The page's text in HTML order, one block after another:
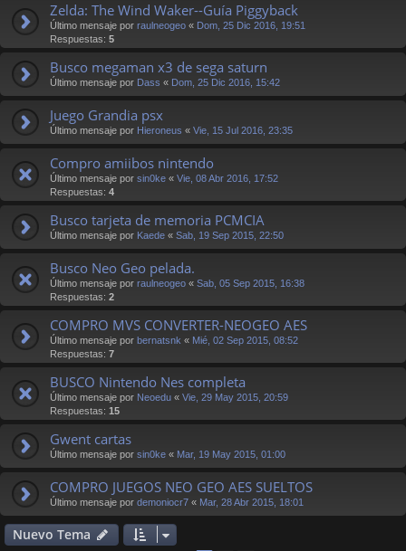
Zelda: The Wind Waker--Guía Piggyback
Último mensaje por raulneogeo « Dom, 25 Dic 2016, 19:51
Respuestas: 5
Busco megaman x3 de sega saturn
Último mensaje por Dass « Dom, 25 Dic 2016, 15:42
Juego Grandia psx
Último mensaje por Hieroneus « Vie, 15 Jul 2016, 23:35
Compro amiibos nintendo
Último mensaje por sin0ke « Vie, 08 Abr 2016, 17:52
Respuestas: 4
Busco tarjeta de memoria PCMCIA
Último mensaje por Kaede « Sab, 19 Sep 2015, 22:50
Busco Neo Geo pelada.
Último mensaje por raulneogeo « Sab, 05 Sep 2015, 16:38
Respuestas: 2
COMPRO MVS CONVERTER-NEOGEO AES
Último mensaje por bernatsnk « Mié, 02 Sep 2015, 08:52
Respuestas: 7
BUSCO Nintendo Nes completa
Último mensaje por Neoedu « Vie, 29 May 2015, 20:59
Respuestas: 15
Gwent cartas
Último mensaje por sin0ke « Mar, 19 May 2015, 01:00
COMPRO JUEGOS NEO GEO AES SUELTOS
Último mensaje por demoniocr7 « Mar, 28 Abr 2015, 18:01
Nuevo Tema